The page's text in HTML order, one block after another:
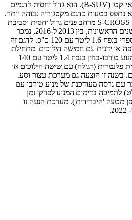
סוזוקי קרוסאובר הוא דגם פנאי קטן (B-SUV). הוא גדול יחסית לדגמים
2013 ולכן הוא נתפס בטעות כדגם מקטגוריה גבוהה יותר.
לקרוסאובר או בשמו הרשמי, S-CROSS מרחב פנים גדול יחסית וסביבת
נהג פשוטה ונוחה לתפעול. בשנים הראשונות, בין 2013 ל-2016, נמכר
קרוסאובר במנוע בנזין אטמוספרי בנפח 1.6 ליטר עם 120 כ"ס. לדגם זה
או ידנית עם חמישה הילוכים. מתחילת
2017 הוצע דגם מחודש עם מנוע טורבו-בנזין בנפח 1.4 ליטר עם 140
פלנטרית (רגילה) עם שישה הילוכים או
בשנה זו הוצעה גם מערכת עצור וסע.
קרוסאובר עם גרסה מעודכנת של מנוע טורבו עם
חשמל משנית (48 וולט) לתמיכה בדימום המנוע לפרקי זמן
מטעה 'היברידית'). מערכת הנעה זו